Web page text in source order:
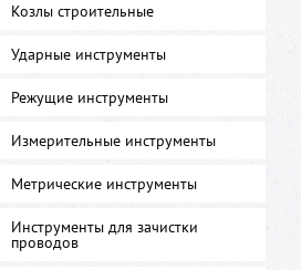
Козлы строительные
Ударные инструменты
Режущие инструменты
Измерительные инструменты
Метрические инструменты
Инструменты для зачистки
проводов